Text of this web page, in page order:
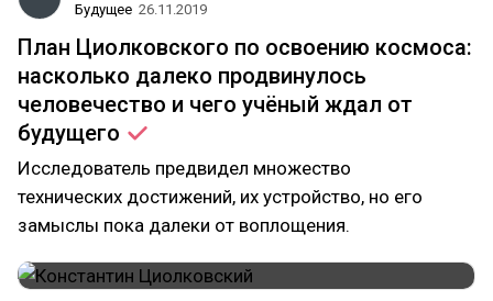
Будущее 26.11.2019
План Циолковского по освоению космоса:
насколько далеко продвинулось
человечество и чего учёный ждал от
будущего
Исследователь предвидел множество
технических достижений, их устройство, но его
замыслы пока далеки от воплощения.